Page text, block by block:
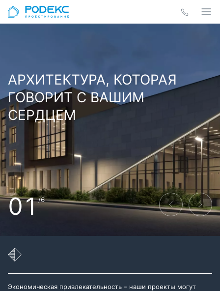
АРХИТЕКТУРА, КОТОРАЯ
ГОВОРИТ С ВАШИМ
СЕРДЦЕМ
01/6
Экономическая привлекательность – наши проекты могут